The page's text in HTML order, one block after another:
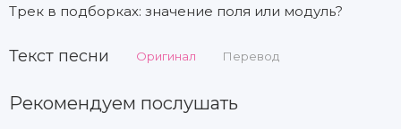
Трек в подборках: значение поля или модуль?
Текст песни Оригинал Перевод
Рекомендуем послушать